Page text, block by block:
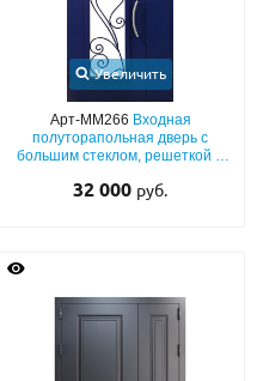
Увеличить
Арт-ММ266 Входная
полуторапольная дверь с
большим стеклом, решеткой и
окрашиванием
32 000 руб.